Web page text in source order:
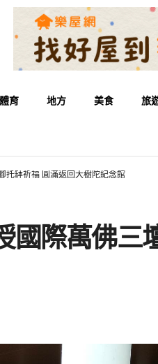
體育 地方 美食 旅
托缽祈福 圓滿返回大樹陀紀念館
國際萬佛